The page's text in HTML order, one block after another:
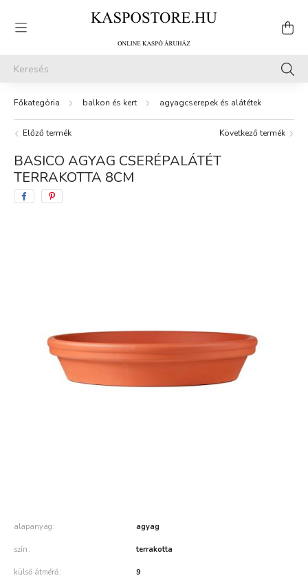
balkon és kert agyagcserepek és alátétek
Előző termék Következő termék
BASICO AGYAG CSERÉPALÁTÉT
TERRAKOTTA 8CM
alapanyag agyag
szín terrakotta
külső átmérő 9